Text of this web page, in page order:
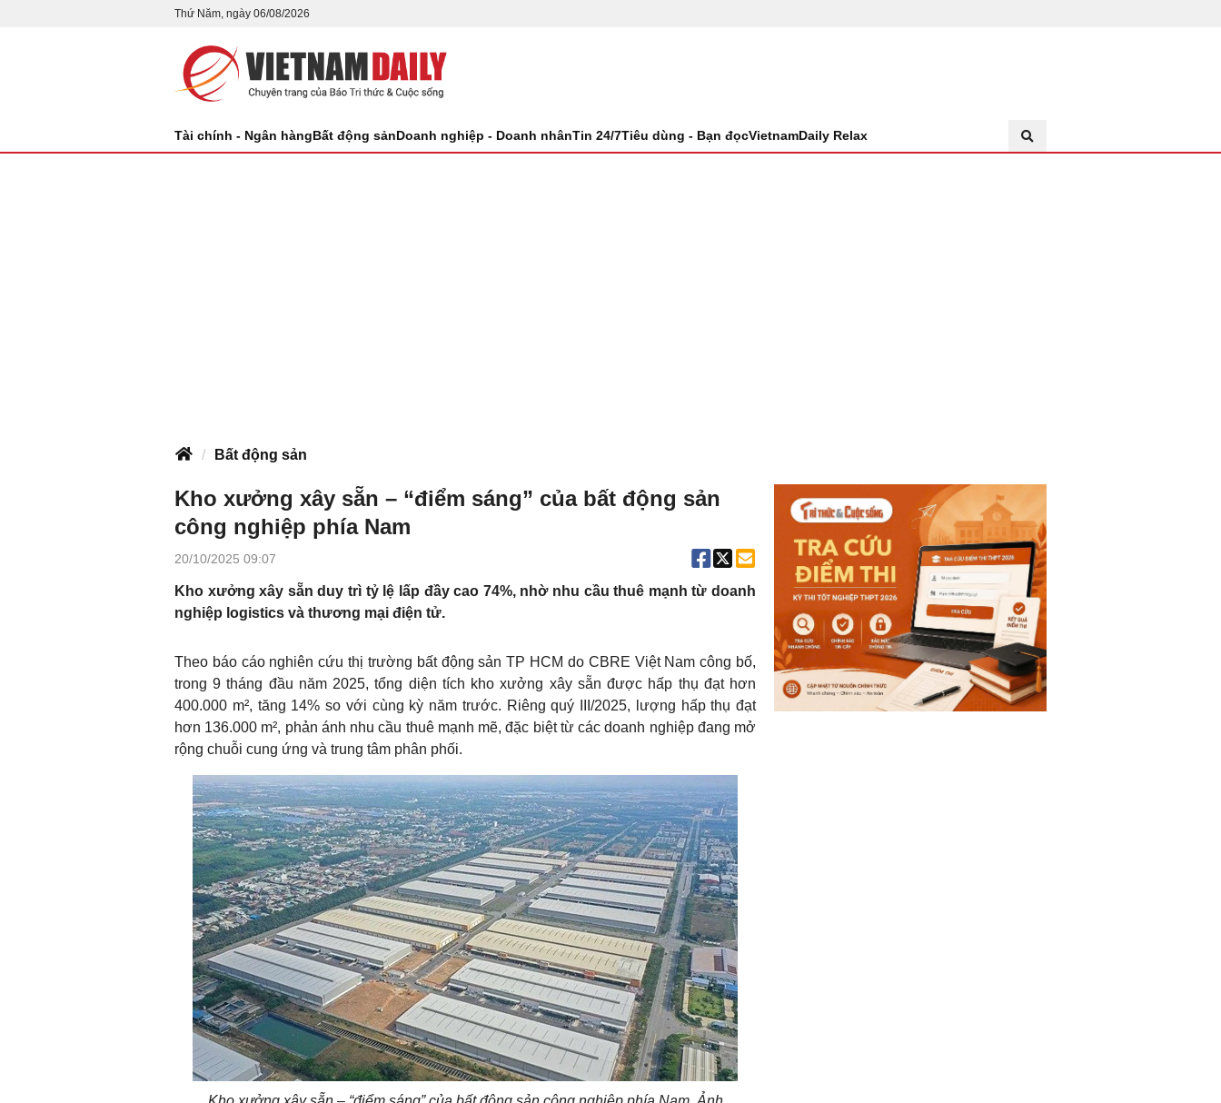
Thứ Năm, ngày 06/08/2026
Tài chính - Ngân hàngBất động sảnDoanh nghiệp - Doanh nhânTin 24/7Tiêu dùng - Bạn đọcVietnamDaily Relax
Bất động sản
Kho xưởng xây sẵn – “điểm sáng” của bất động sản
công nghiệp phía Nam
20/10/2025 09:07
Kho xưởng xây sẵn duy trì tỷ lệ lấp đầy cao 74%, nhờ nhu cầu thuê mạnh từ doanh
nghiệp logistics và thương mại điện tử.
Theo báo cáo nghiên cứu thị trường bất động sản TP HCM do CBRE Việt Nam công bố,
trong 9 tháng đầu năm 2025, tổng diện tích kho xưởng xây sẵn được hấp thụ đạt hơn
400.000 m², tăng 14% so với cùng kỳ năm trước. Riêng quý III/2025, lượng hấp thụ đạt
hơn 136.000 m², phản ánh nhu cầu thuê mạnh mẽ, đặc biệt từ các doanh nghiệp đang mở
rộng chuỗi cung ứng và trung tâm phân phối.